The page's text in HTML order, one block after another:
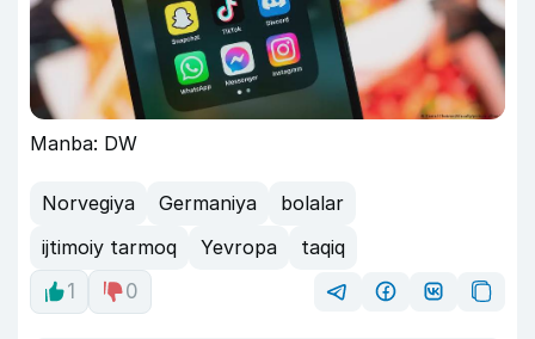
Manba: DW
Norvegiya Germaniya
bolalar
ijtimoiy tarmoq
Yevropa
taqiq
1
0